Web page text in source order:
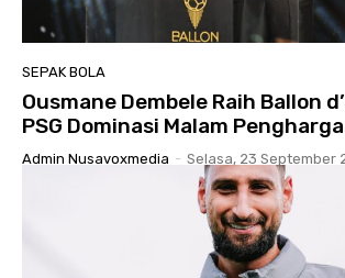
SEPAK BOLA
Ousmane Dembele Raih Ballon
PSG Dominasi Malam
Admin Nusavoxmedia - Selasa, 23 September